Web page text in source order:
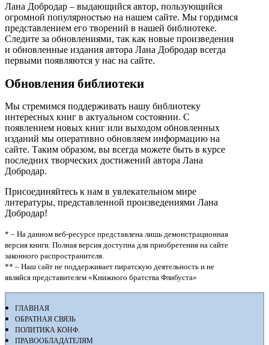
Лана Добродар – выдающийся автор, пользующийся
огромной популярностью на нашем сайте. Мы гордимся
представлением его творений в нашей библиотеке.
Следите за обновлениями, так как новые произведения
и обновленные издания автора Лана Добродар всегда
первыми появляются у нас на сайте.
Обновления библиотеки
Мы стремимся поддерживать нашу библиотеку
интересных книг в актуальном состоянии. С
появлением новых книг или выходом обновленных
изданий мы оперативно обновляем информацию на
сайте. Таким образом, вы всегда можете быть в курсе
последних творческих достижений автора Лана
Добродар.
Присоединяйтесь к нам в увлекательном мире
литературы, представленной произведениями Лана
Добродар!
* – На данном веб-ресурсе представлена лишь демонстрационная
версия книги. Полная версия доступна для приобретения на сайте
законного распространителя.
** – Наш сайт не поддерживает пиратскую деятельность и не
являйся представителем «Книжного братства Флибуста»
ГЛАВНАЯ
ОБРАТНАЯ СВЯЗЬ
ПОЛИТИКА КОНФ.
ПРАВООБЛАДАТЕЛЯМ